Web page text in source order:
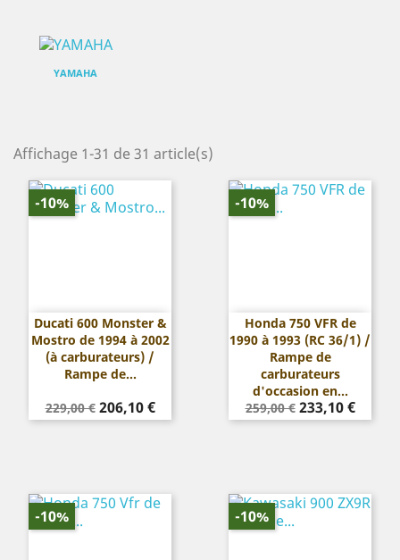
YAMAHA
Affichage 1-31 de 31 article(s)
Ducati 600 Monster &
Mostro de 1994 à 2002
(à carburateurs) /
Rampe de...
Prix
de
229,00 € Prix
206,10 €
-10%
Honda 750 VFR de
1990 à 1993 (RC 36/1) /
Rampe de
carburateurs
d'occasion en...
Prix
de
259,00 € Prix
233,10 €
-10%
-10% -10%